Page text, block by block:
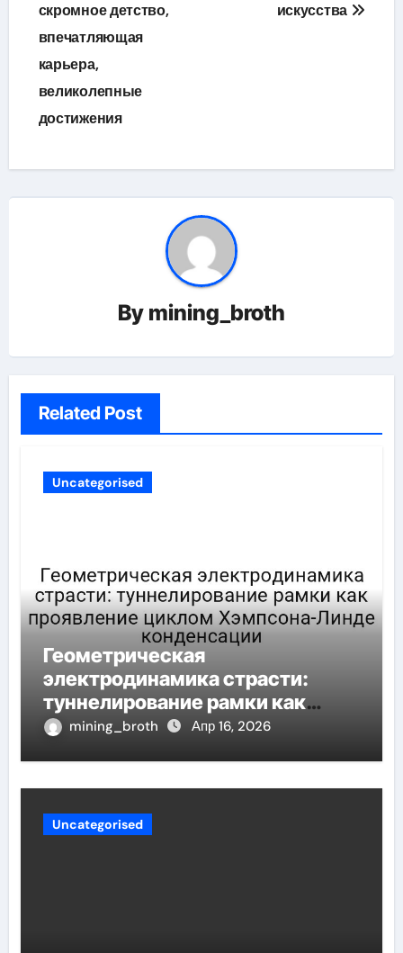
скромное детство,
впечатляющая
карьера,
великолепные
достижения
искусства
By mining_broth
Related Post
Uncategorised
Геометрическая
электродинамика страсти:
туннелирование рамки как
проявление циклом Хэмпсона-
mining_broth Апр 16, 2026
Uncategorised